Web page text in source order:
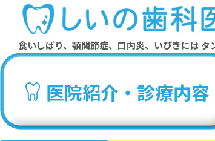
食いしばり、顎関節症、口内炎、いびきには タ
医院紹介・診療内容